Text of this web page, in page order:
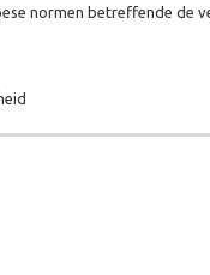
normen betreffende de